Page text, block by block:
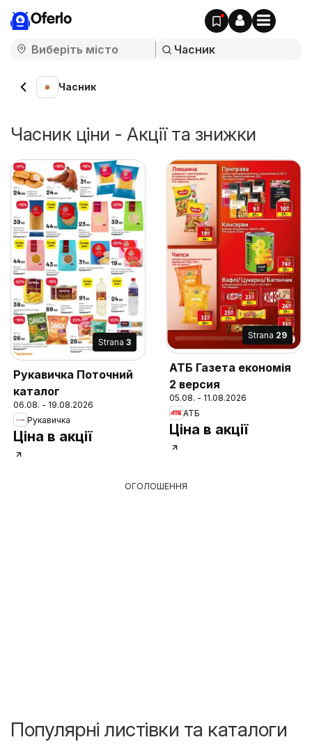
Oferlo
Часник
Часник ціни - Акції та знижки
Strana 3
Рукавичка Поточний
каталог
06.08. - 19.08.2026
Рукавичка
Ціна в акції
Strana 29
АТБ Газета економія
2 версия
05.08. - 11.08.2026
АТБ
Ціна в акції
ОГОЛОШЕННЯ
Популярні листівки та каталоги